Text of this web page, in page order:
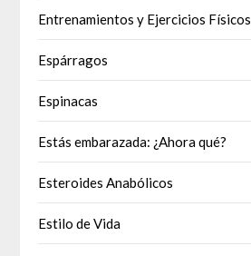
Entrenamientos y Ejercicios Físicos
Espárragos
Espinacas
Estás embarazada: ¿Ahora qué?
Esteroides Anabólicos
Estilo de Vida